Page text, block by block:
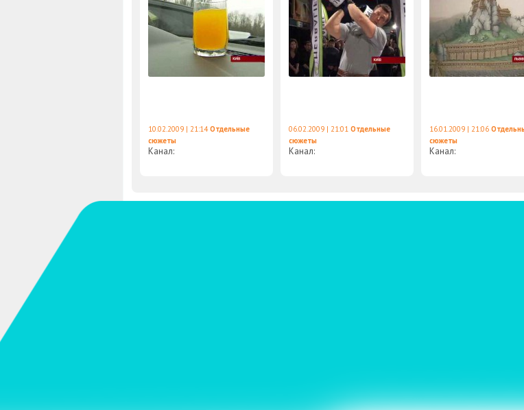
10.02.2009 | 21:14 Отдельные
сюжеты
Канал:
06.02.2009 | 21:01 Отдельные
сюжеты
Канал:
16.01.2009 | 21:06
сюжеты
Канал: